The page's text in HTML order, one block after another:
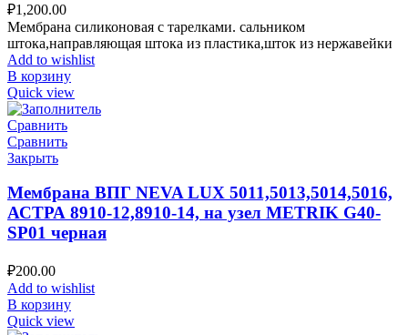
₽1,200.00
Мембрана силиконовая с тарелками. сальником
штока,направляющая штока из пластика,шток из нержавейки
Add to wishlist
В корзину
Quick view
Сравнить
Сравнить
Закрыть
Мембрана ВПГ NEVA LUX 5011,5013,5014,5016,
АСТРА 8910-12,8910-14, на узел METRIK G40-
SP01 черная
₽200.00
Add to wishlist
В корзину
Quick view